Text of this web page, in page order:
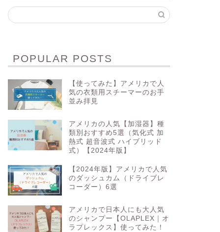
POPULAR POSTS
【使ってみた】アメリカで人
気の衣類用スチーマーのお手
並み拝見
アメリカの人気【加湿器】種
類別おすすめ5選（気化式 加
熱式 超音波式 ハイブリッド
式）【2024年版】
【2024年版】アメリカで人気
のダッシュカム（ドライブレ
コーダー）6選
アメリカで日本人にも大人気
のシャンプー【OLAPLEX｜オ
ラプレックス】使ってみた！